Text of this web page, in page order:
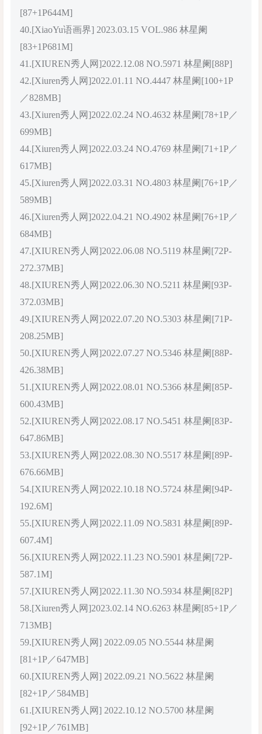
[87+1P644M]
40.[XiaoYu语画界] 2023.03.15 VOL.986 林星阑
[83+1P681M]
41.[XIUREN秀人网]2022.12.08 NO.5971 林星阑[88P]
42.[Xiuren秀人网]2022.01.11 NO.4447 林星阑[100+1P
／828MB]
43.[Xiuren秀人网]2022.02.24 NO.4632 林星阑[78+1P／
699MB]
44.[Xiuren秀人网]2022.03.24 NO.4769 林星阑[71+1P／
617MB]
45.[Xiuren秀人网]2022.03.31 NO.4803 林星阑[76+1P／
589MB]
46.[Xiuren秀人网]2022.04.21 NO.4902 林星阑[76+1P／
684MB]
47.[XIUREN秀人网]2022.06.08 NO.5119 林星阑[72P-
272.37MB]
48.[XIUREN秀人网]2022.06.30 NO.5211 林星阑[93P-
372.03MB]
49.[XIUREN秀人网]2022.07.20 NO.5303 林星阑[71P-
208.25MB]
50.[XIUREN秀人网]2022.07.27 NO.5346 林星阑[88P-
426.38MB]
51.[XIUREN秀人网]2022.08.01 NO.5366 林星阑[85P-
600.43MB]
52.[XIUREN秀人网]2022.08.17 NO.5451 林星阑[83P-
647.86MB]
53.[XIUREN秀人网]2022.08.30 NO.5517 林星阑[89P-
676.66MB]
54.[XIUREN秀人网]2022.10.18 NO.5724 林星阑[94P-
192.6M]
55.[XIUREN秀人网]2022.11.09 NO.5831 林星阑[89P-
607.4M]
56.[XIUREN秀人网]2022.11.23 NO.5901 林星阑[72P-
587.1M]
57.[XIUREN秀人网]2022.11.30 NO.5934 林星阑[82P]
58.[Xiuren秀人网]2023.02.14 NO.6263 林星阑[85+1P／
713MB]
59.[XIUREN秀人网] 2022.09.05 NO.5544 林星阑
[81+1P／647MB]
60.[XIUREN秀人网] 2022.09.21 NO.5622 林星阑
[82+1P／584MB]
61.[XIUREN秀人网] 2022.10.12 NO.5700 林星阑
[92+1P／761MB]